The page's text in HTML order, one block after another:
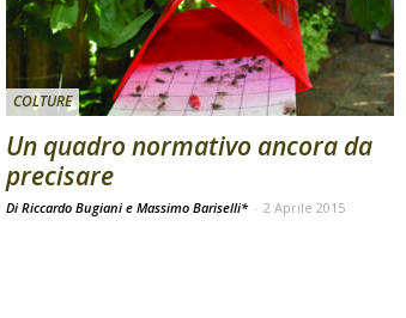
COLTURE
Un quadro normativo ancora da
precisare
Di Riccardo Bugiani e Massimo Bariselli* - 2 Aprile 2015